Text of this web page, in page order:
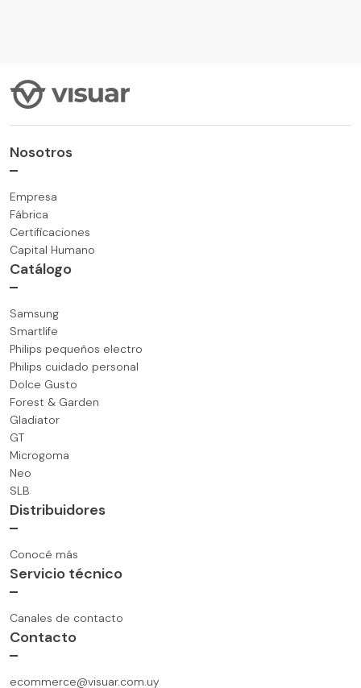
Nosotros
Empresa
Fábrica
Certificaciones
Capital Humano
Catálogo
Samsung
Smartlife
Philips pequeños electro
Philips cuidado personal
Dolce Gusto
Forest & Garden
Gladiator
GT
Microgoma
Neo
SLB
Distribuidores
Conocé más
Servicio técnico
Canales de contacto
Contacto
ecommerce@visuar.com.uy